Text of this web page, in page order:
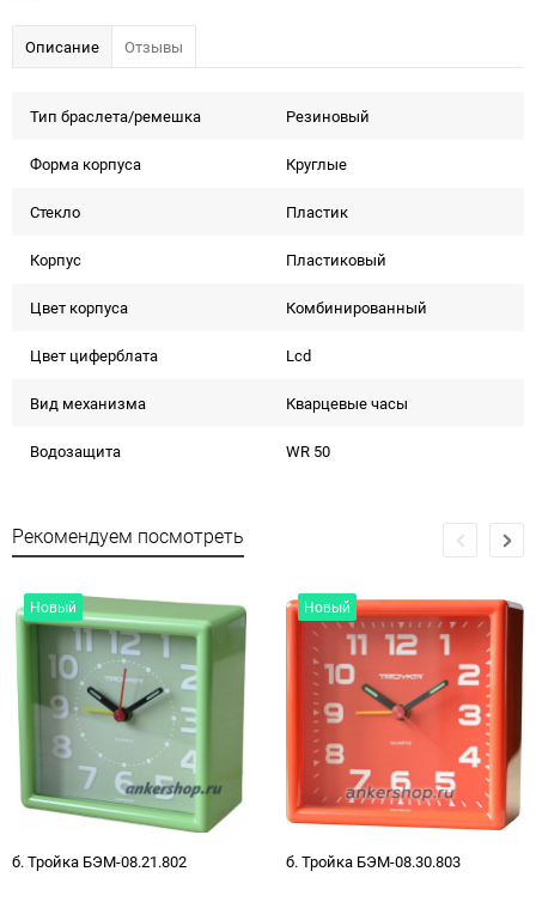
Описание Отзывы
Тип браслета/ремешка Резиновый
Форма корпуcа Круглые
Стекло Пластик
Корпус Пластиковый
Цвет корпуса Комбинированный
Цвет циферблата Lcd
Вид механизма Кварцевые часы
Водозащита WR 50
Рекомендуем посмотреть
Новый
б. Тройка БЭМ-08.21.802
Новый
б. Тройка БЭМ-08.30.803